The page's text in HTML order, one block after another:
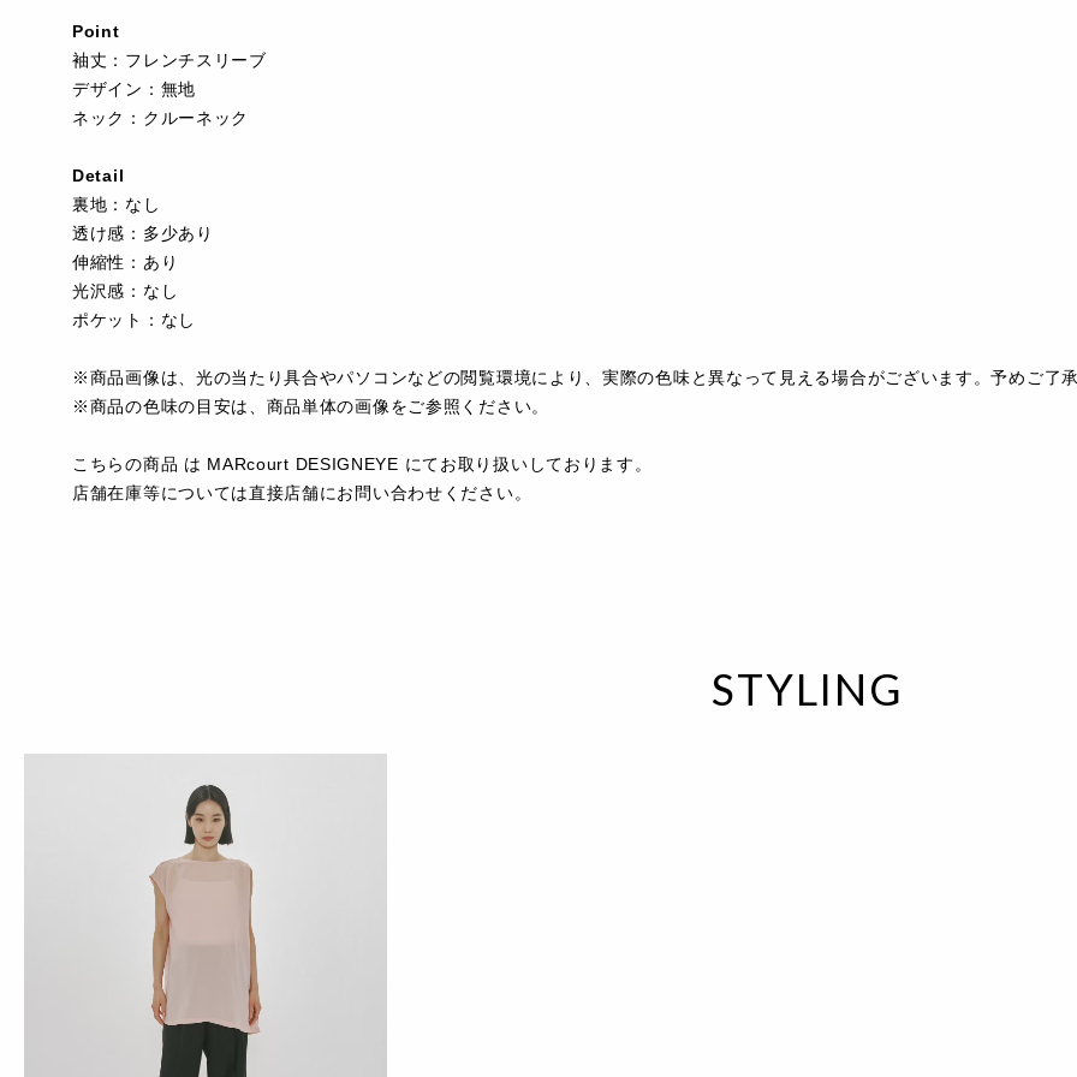
Point
袖丈：フレンチスリーブ
デザイン：無地
ネック：クルーネック
Detail
裏地：なし
透け感：多少あり
伸縮性：あり
光沢感：なし
ポケット：なし
※商品画像は、光の当たり具合やパソコンなどの閲覧環境により、実際の色味と異なって見える場合がございます。予めご了承
※商品の色味の目安は、商品単体の画像をご参照ください。
こちらの商品 は MARcourt DESIGNEYE にてお取り扱いしております。
店舗在庫等については直接店舗にお問い合わせください。
STYLING